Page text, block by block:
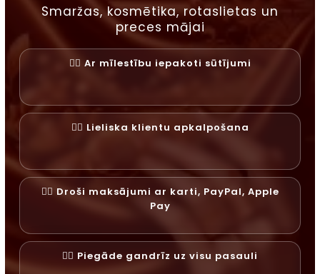
Smaržas, kosmētika, rotaslietas un
preces mājai
✓⃝ Ar mīlestību iepakoti sūtījumi
✓⃝ Lieliska klientu apkalpošana
✓⃝ Droši maksājumi ar karti, PayPal, Apple
Pay
✓⃝ Piegāde gandrīz uz visu pasauli